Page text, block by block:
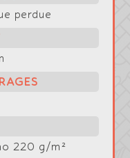
perdue
220 g/m²